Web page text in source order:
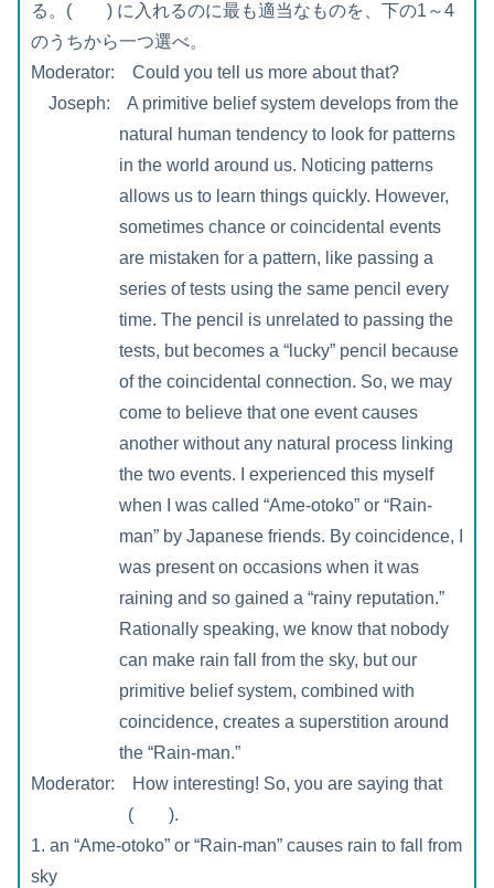
る。( ) に入れるのに最も適当なものを、下の1～4
のうちから一つ選べ。
Moderator: Could you tell us more about that?
Joseph: A primitive belief system develops from the
natural human tendency to look for patterns
in the world around us. Noticing patterns
allows us to learn things quickly. However,
sometimes chance or coincidental events
are mistaken for a pattern, like passing a
series of tests using the same pencil every
time. The pencil is unrelated to passing the
tests, but becomes a “lucky” pencil because
of the coincidental connection. So, we may
come to believe that one event causes
another without any natural process linking
the two events. I experienced this myself
when I was called “Ame-otoko” or “Rain-
man” by Japanese friends. By coincidence, I
was present on occasions when it was
raining and so gained a “rainy reputation.”
Rationally speaking, we know that nobody
can make rain fall from the sky, but our
primitive belief system, combined with
coincidence, creates a superstition around
the “Rain-man.”
Moderator: How interesting! So, you are saying that
( ).
1. an “Ame-otoko” or “Rain-man” causes rain to fall from
sky